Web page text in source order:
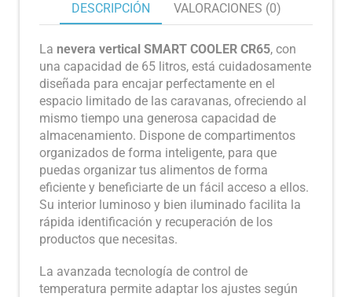
DESCRIPCIÓN VALORACIONES (0)
La nevera vertical SMART COOLER CR65, con
una capacidad de 65 litros, está cuidadosamente
diseñada para encajar perfectamente en el
espacio limitado de las caravanas, ofreciendo al
mismo tiempo una generosa capacidad de
almacenamiento. Dispone de compartimentos
organizados de forma inteligente, para que
puedas organizar tus alimentos de forma
eficiente y beneficiarte de un fácil acceso a ellos.
Su interior luminoso y bien iluminado facilita la
rápida identificación y recuperación de los
productos que necesitas.
La avanzada tecnología de control de
temperatura permite adaptar los ajustes según